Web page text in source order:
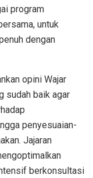
program
untuk
dengan
opini Wajar
sudah baik agar
penyesuaian-
Jajaran
berkonsultasi